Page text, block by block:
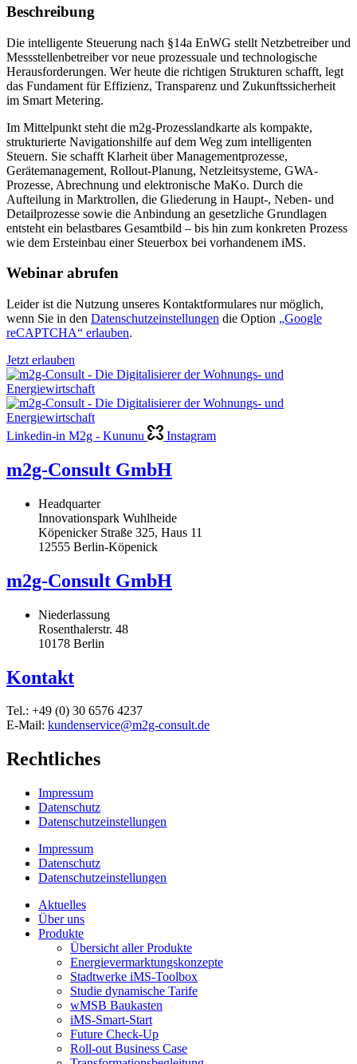
Beschreibung
Die intelligente Steuerung nach §14a EnWG stellt Netzbetreiber und
Messstellenbetreiber vor neue prozessuale und technologische
Herausforderungen. Wer heute die richtigen Strukturen schafft, legt
das Fundament für Effizienz, Transparenz und Zukunftssicherheit
im Smart Metering.
Im Mittelpunkt steht die m2g-Prozesslandkarte als kompakte,
strukturierte Navigationshilfe auf dem Weg zum intelligenten
Steuern. Sie schafft Klarheit über Managementprozesse,
Gerätemanagement, Rollout-Planung, Netzleitsysteme, GWA-
Prozesse, Abrechnung und elektronische MaKo. Durch die
Aufteilung in Marktrollen, die Gliederung in Haupt-, Neben- und
Detailprozesse sowie die Anbindung an gesetzliche Grundlagen
entsteht ein belastbares Gesamtbild – bis hin zum konkreten Prozess
wie dem Ersteinbau einer Steuerbox bei vorhandenem iMS.
Webinar abrufen
Leider ist die Nutzung unseres Kontaktformulares nur möglich,
wenn Sie in den Datenschutzeinstellungen die Option „Google
reCAPTCHA“ erlauben.
Jetzt erlauben
Linkedin-in M2g - Kununu Instagram
m2g-Consult GmbH
Headquarter
Innovationspark Wuhlheide
Köpenicker Straße 325, Haus 11
12555 Berlin-Köpenick
m2g-Consult GmbH
Niederlassung
Rosenthalerstr. 48
10178 Berlin
Kontakt
Tel.: +49 (0) 30 6576 4237
E-Mail: kundenservice@m2g-consult.de
Rechtliches
Impressum
Datenschutz
Datenschutzeinstellungen
Impressum
Datenschutz
Datenschutzeinstellungen
Aktuelles
Über uns
Produkte
Übersicht aller Produkte
Energievermarktungskonzepte
Stadtwerke iMS-Toolbox
Studie dynamische Tarife
wMSB Baukasten
iMS-Smart-Start
Future Check-Up
Roll-out Business Case